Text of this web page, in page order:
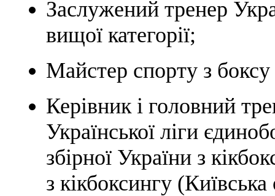
Заслужений тренер
вищої категорії;
Майстер спорту з боксу
Керівник і головний
Української ліги
збірної України з
з кікбоксингу